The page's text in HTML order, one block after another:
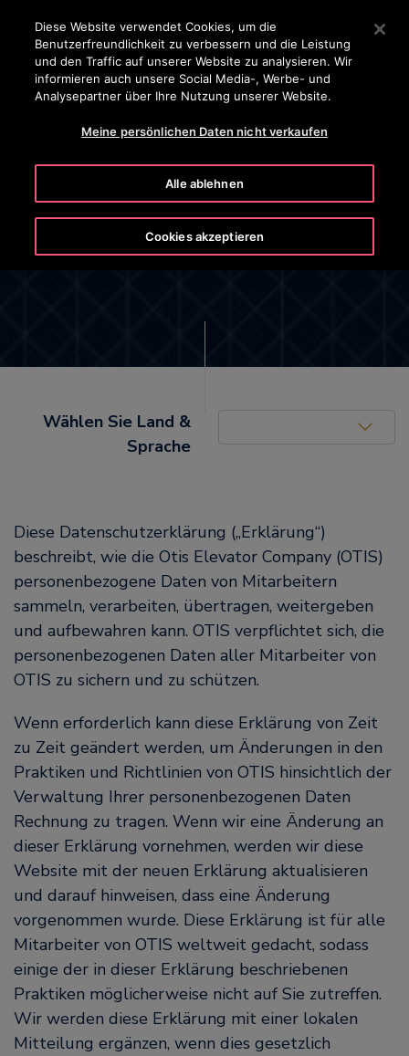
Drücken Sie die Eingabetaste, um zum Hauptinhalt zu
SUCHEN
DATENSCHUTZERKLÄRUNG FÜR
MITARBEITER VON OTIS
Wählen Sie Land &
Sprache
United States (EN)
Diese Datenschutzerklärung („Erklärung“)
beschreibt, wie die Otis Elevator Company (OTIS)
personenbezogene Daten von Mitarbeitern
sammeln, verarbeiten, übertragen, weitergeben
und aufbewahren kann. OTIS verpflichtet sich, die
personenbezogenen Daten aller Mitarbeiter von
OTIS zu sichern und zu schützen.
Wenn erforderlich kann diese Erklärung von Zeit
zu Zeit geändert werden, um Änderungen in den
Praktiken und Richtlinien von OTIS hinsichtlich der
Verwaltung Ihrer personenbezogenen Daten
Rechnung zu tragen. Wenn wir eine Änderung an
dieser Erklärung vornehmen, werden wir diese
Website mit der neuen Erklärung aktualisieren
und darauf hinweisen, dass eine Änderung
vorgenommen wurde. Diese Erklärung ist für alle
Mitarbeiter von OTIS weltweit gedacht, sodass
einige der in dieser Erklärung beschriebenen
Praktiken möglicherweise nicht auf Sie zutreffen.
Wir werden diese Erklärung mit einer lokalen
Mitteilung ergänzen, wenn dies gesetzlich
Diese Website verwendet Cookies, um die
Benutzerfreundlichkeit zu verbessern und die Leistung
und den Traffic auf unserer Website zu analysieren. Wir
informieren auch unsere Social Media-, Werbe- und
Analysepartner über Ihre Nutzung unserer Website.
Meine persönlichen Daten nicht verkaufen
Alle ablehnen
Cookies akzeptieren